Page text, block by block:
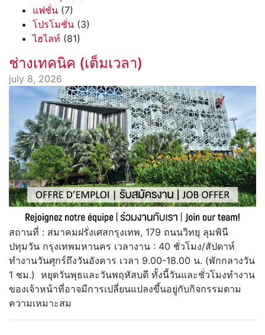
แฟชั่น (7)
โปรโมชั่น (3)
ไฮไลท์ (81)
ช่างเทคนิค (เต็มเวลา)
july 8, 2026
สถานที่ : สมาคมฝรั่งเศสกรุงเทพ, 179 ถนนวิทยุ ลุมพินี
ปทุมวัน กรุงเทพมหานคร เวลางาน : 40 ชั่วโมง/สัปดาห์
ทำงานวันศุกร์ถึงวันอังคาร เวลา 9.00-18.00 น. (พักกลางวัน
1 ชม.) หยุดวันพุธและวันพฤหัสบดี ทั้งนี้วันและชั่วโมงทำงาน
ของเจ้าหน้าที่อาจมีการเปลี่ยนแปลงขึ้นอยู่กับกิจกรรมตาม
ความเหมาะสม